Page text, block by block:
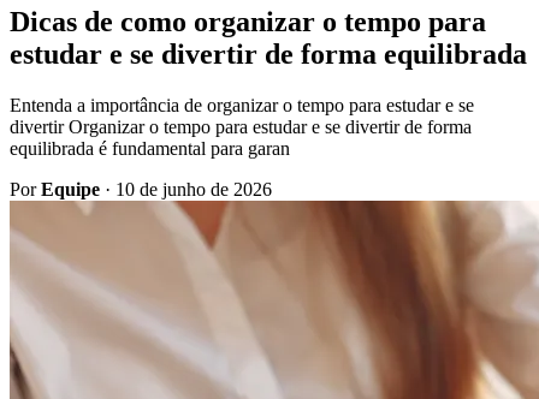
Dicas de como organizar o tempo para
estudar e se divertir de forma equilibrada
Entenda a importância de organizar o tempo para estudar e se
divertir Organizar o tempo para estudar e se divertir de forma
equilibrada é fundamental para garan
PorEquipe · 10 de junho de 2026